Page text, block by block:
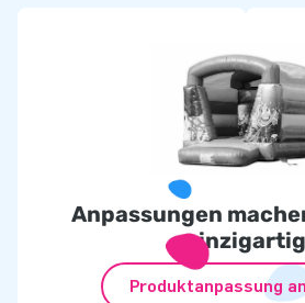
Anpassungen
einzigartig
Produktanpassung